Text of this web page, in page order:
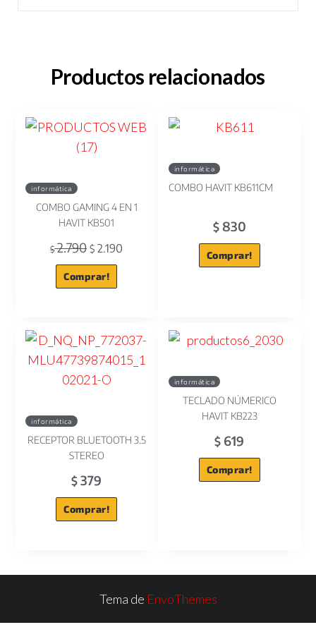
Productos relacionados
informática
COMBO GAMING 4 EN 1
HAVIT KB501
$2.790 $ 2.190
Comprar!
informática
COMBO HAVIT KB611CM
$830
Comprar!
informática
RECEPTOR BLUETOOTH 3.5
STEREO
$ 379
Comprar!
informática
TECLADO NÚMERICO
HAVIT KB223
$ 619
Comprar!
Tema de EnvoThemes